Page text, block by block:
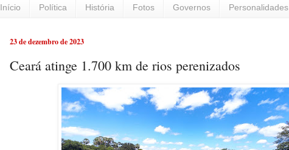
Início Política História Fotos Governos Personalidades
23 de dezembro de 2023
Ceará atinge 1.700 km de rios perenizados